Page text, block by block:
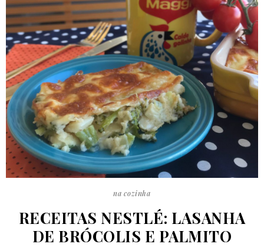
na cozinha
RECEITAS NESTLÉ: LASANHA
DE BRÓCOLIS E PALMITO